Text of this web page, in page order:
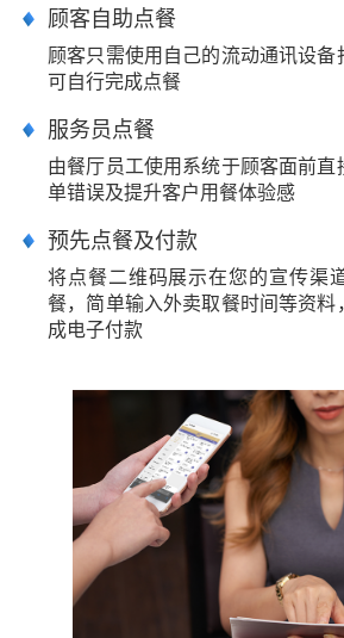
顾客自助点餐
顾客只需使用自己的流动通讯设
可自行完成点餐
服务员点餐
由餐厅员工使用系统于顾客面前直
单错误及提升客户用餐体验感
预先点餐及付款
将点餐二维码展示在您的宣传渠
餐，简单输入外卖取餐时间等资
成电子付款